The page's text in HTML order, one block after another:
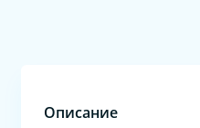
Описание